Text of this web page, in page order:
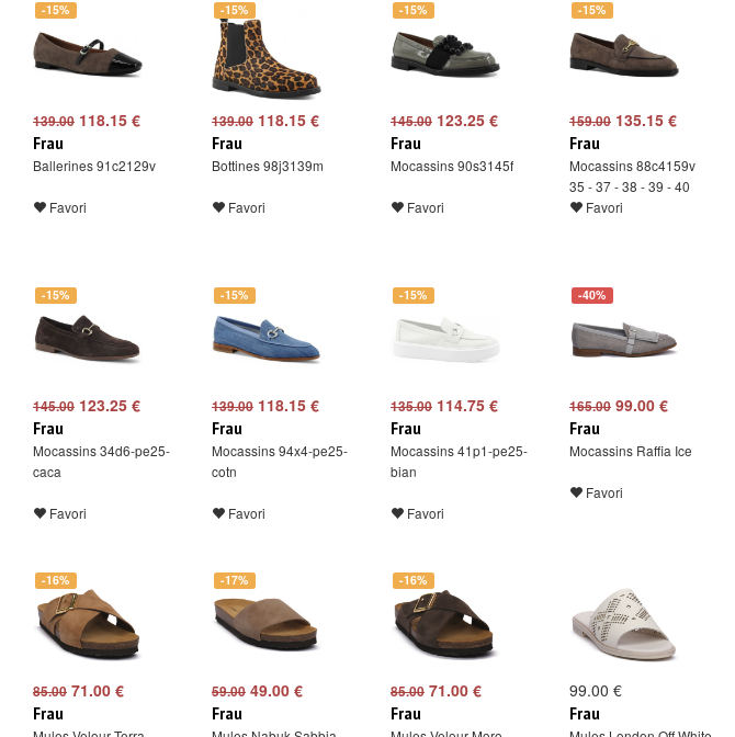
-15%
139.00 118.15 €
Frau
Ballerines 91c2129v
Favori
-15%
139.00 118.15 €
Frau
Bottines 98j3139m
Favori
-15%
145.00 123.25 €
Frau
Mocassins 90s3145f
Favori
-15%
159.00 135.15 €
Frau
Mocassins 88c4159v
35 - 37 - 38 - 39 - 40
Favori
-15%
145.00 123.25 €
Frau
Mocassins 34d6-pe25-
caca
Favori
-15%
139.00 118.15 €
Frau
Mocassins 94x4-pe25-
cotn
Favori
-15%
135.00 114.75 €
Frau
Mocassins 41p1-pe25-
bian
Favori
-40%
165.00 99.00 €
Frau
Mocassins Raffia Ice
Favori
-16%
85.00 71.00 €
Frau
-17%
59.00 49.00 €
Frau
-16%
85.00 71.00 €
Frau
99.00 €
Frau